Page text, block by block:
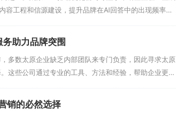
容工程和信源建设，提升品牌在AI回答中的出现频率和
记、FAQ格式）、第三方权威平台的认证信息对齐、以
助力品牌突围
多数太原企业缺乏内部团队来专门负责，因此寻求太原
这些公司通过专业的工具、方法和经验，帮助企业更快
信息现状，找出缺失和矛盾之处；然后制定内容建设计
知识
销的必然选择